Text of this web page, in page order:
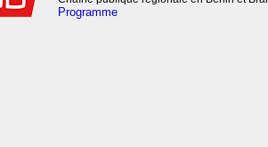
Programme